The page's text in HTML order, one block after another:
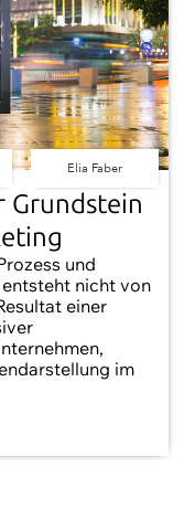
Elia Faber
Grundstein
und
nicht von
einer
im